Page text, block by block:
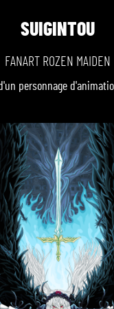
SUIGINTOU
FANART ROZEN MAIDEN
personnage